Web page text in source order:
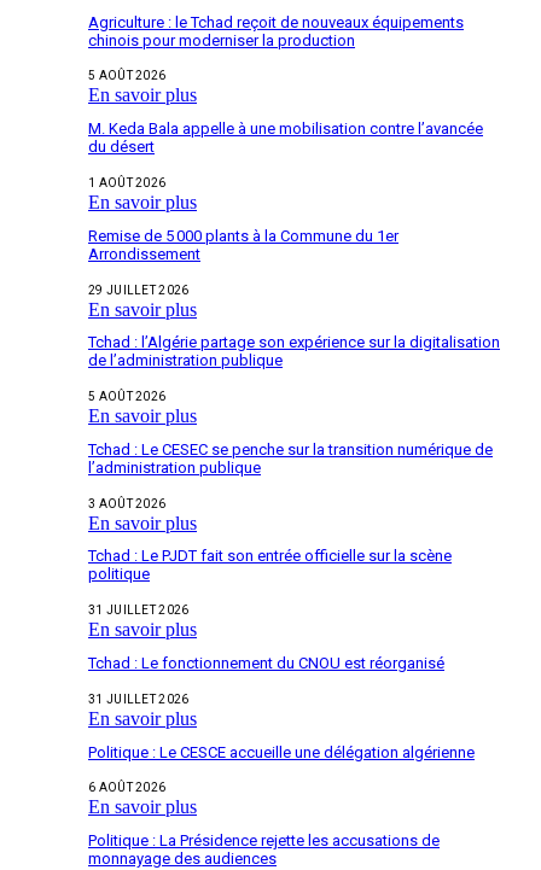
Agriculture : le Tchad reçoit de nouveaux équipements
chinois pour moderniser la production
5 AOÛT 2026
En savoir plus
M. Keda Bala appelle à une mobilisation contre l’avancée
du désert
1 AOÛT 2026
En savoir plus
Remise de 5 000 plants à la Commune du 1er
Arrondissement
29 JUILLET 2026
En savoir plus
Tchad : l’Algérie partage son expérience sur la digitalisation
de l’administration publique
5 AOÛT 2026
En savoir plus
Tchad : Le CESEC se penche sur la transition numérique de
l’administration publique
3 AOÛT 2026
En savoir plus
Tchad : Le PJDT fait son entrée officielle sur la scène
politique
31 JUILLET 2026
En savoir plus
Tchad : Le fonctionnement du CNOU est réorganisé
31 JUILLET 2026
En savoir plus
Politique : Le CESCE accueille une délégation algérienne
6 AOÛT 2026
En savoir plus
Politique : La Présidence rejette les accusations de
monnayage des audiences